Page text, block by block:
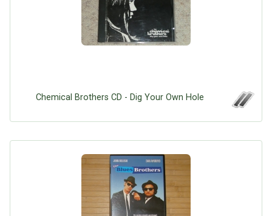
Chemical Brothers CD - Dig Your Own Hole